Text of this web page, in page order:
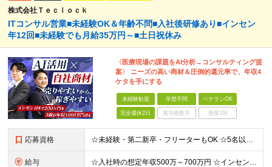
株式会社Ｔｅｃｌｏｃｋ
ITコンサル営業■未経験OK＆年齢不問■入社後研修あり■インセン
年12回■未経験でも月給35万円～■土日祝休み
〈医療現場の課題をAI分析→コンサルティング提
案〉 ニーズの高い商材＆圧倒的還元率で、年収4
ケタを手にする
未経験歓迎 学歴不問 ベテランOK
完全週休2日 賞与複数月 面接1回
応募資格 ☆未経験・第二新卒・フリーターもOK ☆5名以上の積極採用中！ ※学歴不問 ～このような方を歓迎します！～ ■今より生活を1ランクアップさせたい ■年収1000万円を目指したい ■営業スキルを身に付
給与 ☆入社時の想定年収500万～700万円 ☆インセン年12回／1年目で1000万円も目指せる ☆社員の半数以上が年収800万円超え 月給35万円～＋インセンティブ＋各種手当 ※経験・スキルに応じて決